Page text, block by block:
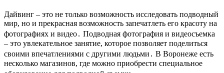
Дайвинг – это не только возможность исследовать подводный
мир, но и прекрасная возможность запечатлеть его красоту на
фотографиях и видео․ Подводная фотография и видеосъемка
– это увлекательное занятие, которое позволяет поделиться
своими впечатлениями с другими людьми․ В Воронеже есть
несколько магазинов, где можно приобрести специальное